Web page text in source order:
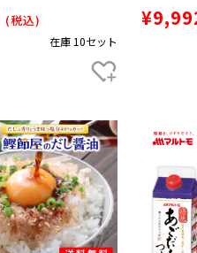
(税込)
在庫 10セット